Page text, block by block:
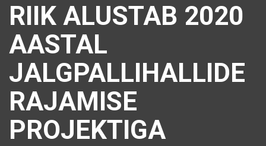
RIIK ALUSTAB 2020
AASTAL
JALGPALLIHALLIDE
RAJAMISE
PROJEKTIGA